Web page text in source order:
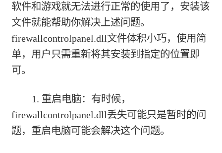
软件和游戏就无法进行正常的使用了，安装该
文件就能帮助你解决上述问题。
firewallcontrolpanel.dll文件体积小巧，使用简
单，用户只需重新将其安装到指定的位置即
可。
1. 重启电脑：有时候，
firewallcontrolpanel.dll丢失可能只是暂时的问
题，重启电脑可能会解决这个问题。